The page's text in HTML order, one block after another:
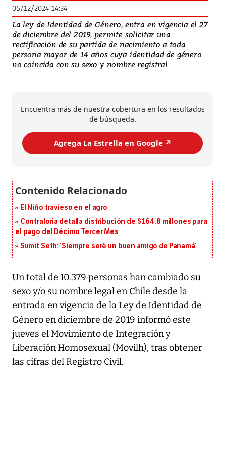
05/12/2024 14:34
La ley de Identidad de Género, entra en vigencia el 27
de diciembre del 2019, permite solicitar una
rectificación de su partida de nacimiento a toda
persona mayor de 14 años cuya identidad de género
no coincida con su sexo y nombre registral
Encuentra más de nuestra cobertura en los resultados
de búsqueda.
Agrega La Estrella en Google ↗️
El Niño travieso en el agro
Contraloría detalla distribución de $164.8 millones para
el pago del Décimo Tercer Mes
Sumit Seth: ‘Siempre seré un buen amigo de Panamá’
Un total de 10.379 personas han cambiado su
sexo y/o su nombre legal en Chile desde la
entrada en vigencia de la Ley de Identidad de
Género en diciembre de 2019 informó este
jueves el Movimiento de Integración y
Liberación Homosexual (Movilh), tras obtener
las cifras del Registro Civil.